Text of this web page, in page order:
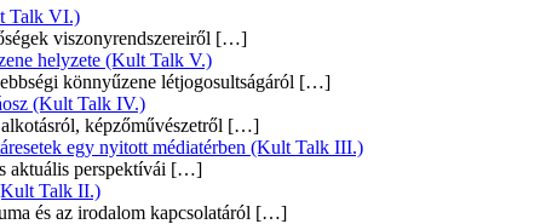
Talk VI.)
viszonyrendszereiről […]
helyzete (Kult Talk V.)
könnyűzene létjogosultságáról […]
(Kult Talk IV.)
képzőművészetről […]
egy nyitott médiatérben (Kult Talk III.)
aktuális perspektívái […]
Talk II.)
és az irodalom kapcsolatáról […]